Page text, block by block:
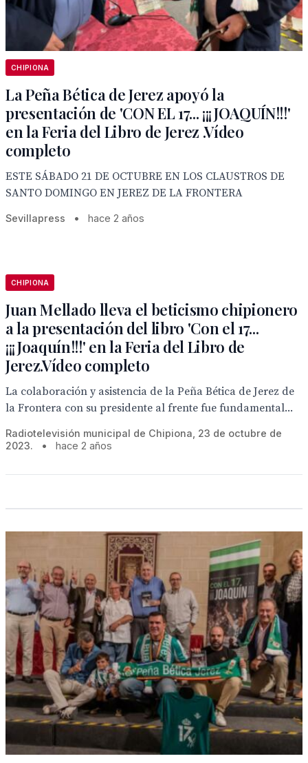
CHIPIONA
La Peña Bética de Jerez apoyó la
presentación de 'CON EL 17... ¡¡¡JOAQUÍN!!!'
en la Feria del Libro de Jerez .Vídeo
completo
ESTE SÁBADO 21 DE OCTUBRE EN LOS CLAUSTROS DE
SANTO DOMINGO EN JEREZ DE LA FRONTERA
Sevillapress • hace 2 años
CHIPIONA
Juan Mellado lleva el beticismo chipionero
a la presentación del libro 'Con el 17...
¡¡¡Joaquín!!!' en la Feria del Libro de
Jerez.Vídeo completo
La colaboración y asistencia de la Peña Bética de Jerez de
la Frontera con su presidente al frente fue fundamental...
Radiotelevisión municipal de Chipiona, 23 de octubre de
2023.
• hace 2 años